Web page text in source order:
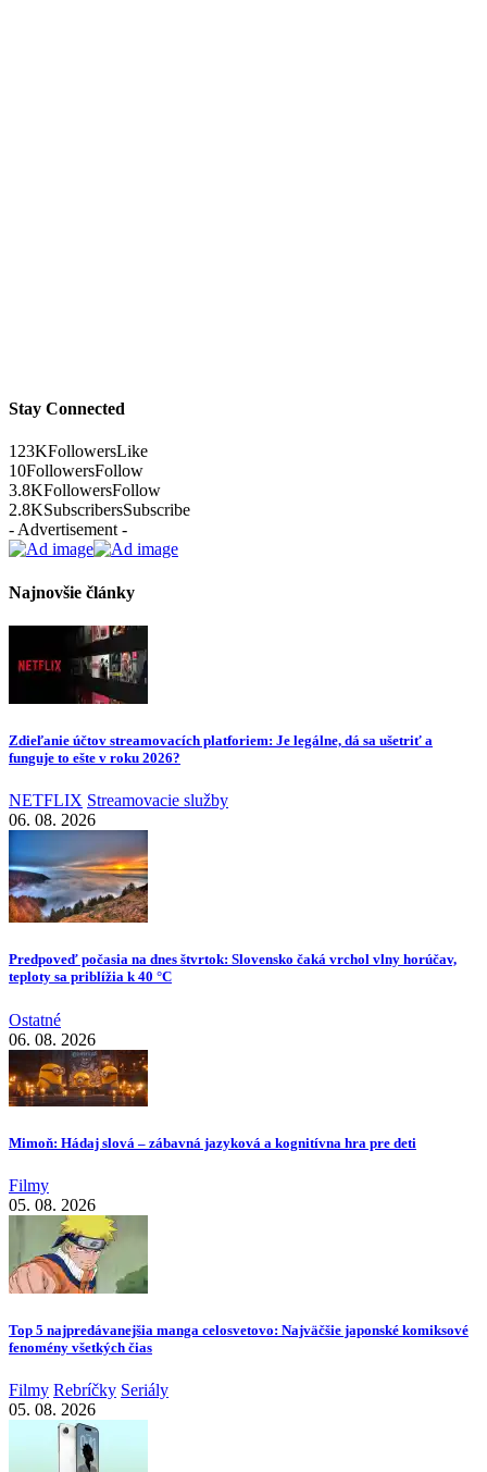
Stay Connected
123KFollowersLike
10FollowersFollow
3.8KFollowersFollow
2.8KSubscribersSubscribe
- Advertisement -
Najnovšie články
Zdieľanie účtov streamovacích platforiem: Je legálne, dá sa ušetriť a
funguje to ešte v roku 2026?
NETFLIX Streamovacie služby
06. 08. 2026
Predpoveď počasia na dnes štvrtok: Slovensko čaká vrchol vlny horúčav,
teploty sa priblížia k 40 °C
Ostatné
06. 08. 2026
Mimoň: Hádaj slová – zábavná jazyková a kognitívna hra pre deti
Filmy
05. 08. 2026
Top 5 najpredávanejšia manga celosvetovo: Najväčšie japonské komiksové
fenomény všetkých čias
Filmy Rebríčky Seriály
05. 08. 2026